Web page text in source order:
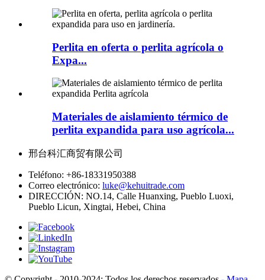
Perlita en oferta o perlita agrícola o
Expa...
Materiales de aislamiento térmico de
perlita expandida para uso agrícola...
邢台科汇商贸有限公司
Teléfono: +86-18331950388
Correo electrónico: luke@kehuitrade.com
DIRECCIÓN: NO.14, Calle Huanxing, Pueblo Luoxi,
Pueblo Licun, Xingtai, Hebei, China